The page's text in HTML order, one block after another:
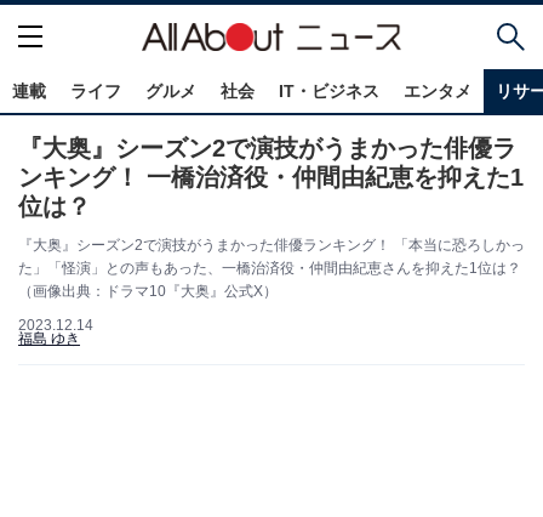
連載 ライフ グルメ 社会 IT・ビジネス エンタメ リサ
『大奥』シーズン2で演技がうまかった俳優ラ
ンキング！ 一橋治済役・仲間由紀恵を抑えた1
位は？
『大奥』シーズン2で演技がうまかった俳優ランキング！ 「本当に恐ろしかっ
た」「怪演」との声もあった、一橋治済役・仲間由紀恵さんを抑えた1位は？
（画像出典：ドラマ10『大奥』公式X）
2023.12.14
福島 ゆき